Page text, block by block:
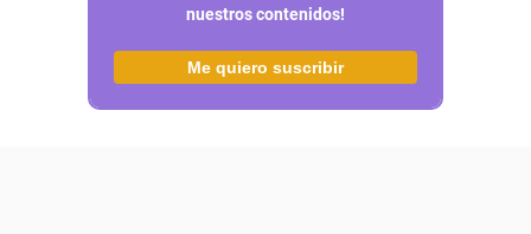
nuestros contenidos!
Me quiero suscribir